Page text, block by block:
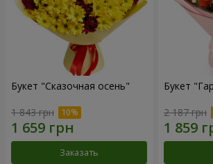
Букет "Сказочная осень"
1 843 грн
Заказать
Букет
2 187 грн